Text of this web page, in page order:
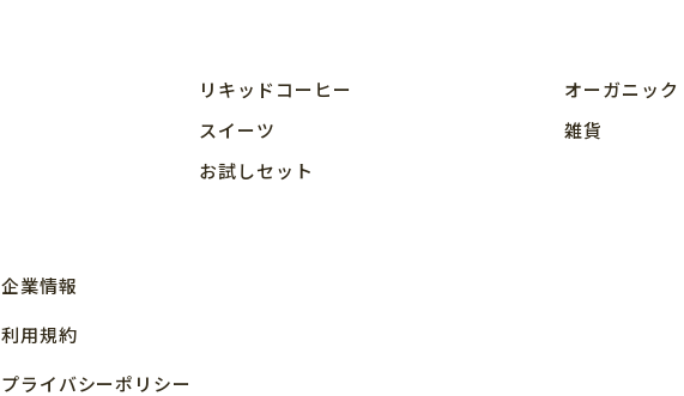
リキッドコーヒー
オーガニック
スイーツ
雑貨
お試しセット
企業情報
利用規約
プライバシーポリシー